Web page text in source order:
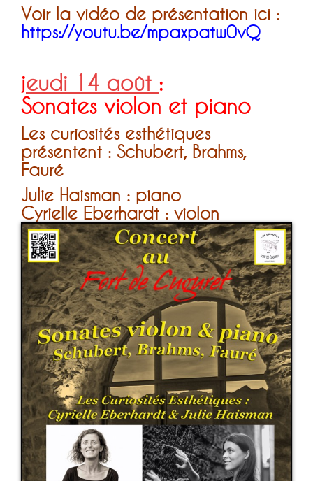
Voir la vidéo de présentation ici :
https://youtu.be/mpaxpatw0vQ
jeudi 14 août :
Sonates violon et piano
Les curiosités esthétiques
présentent : Schubert, Brahms,
Fauré
Julie Haisman : piano
Cyrielle Eberhardt : violon